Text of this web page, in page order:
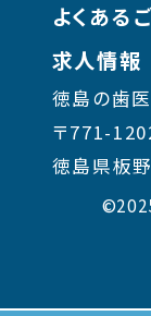
よくある
求人情報
徳島の歯
〒771-
徳島県板